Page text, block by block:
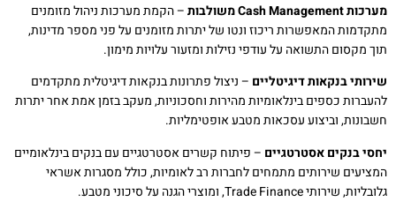
מערכות Cash Management משולבות
– הקמת מערכות ניהול מזומנים
מתקדמות המאפשרות ריכוז ונטו של יתרות מזומנים על פני מספר מדינות,
תוך מקסום התשואה על עודפי נזילות ומזעור עלויות מימון.
שירותי בנקאות דיגיטליים – ניצול פתרונות בנקאות דיגיטלית מתקדמים
להעברות כספים בינלאומיות מהירות וחסכוניות, מעקב בזמן אמת אחר יתרות
חשבונות, וביצוע עסכאות מטבע אופטימליות.
יחסי בנקים אסטרטגיים – פיתוח קשרים אסטרטגיים עם בנקים בינלאומיים
המציעים שירותים מתמחים לחברות רב לאומיות, כולל מסגרות אשראי
גלובליות, שירותי Trade Finance, ומוצרי הגנה על סיכוני מטבע.